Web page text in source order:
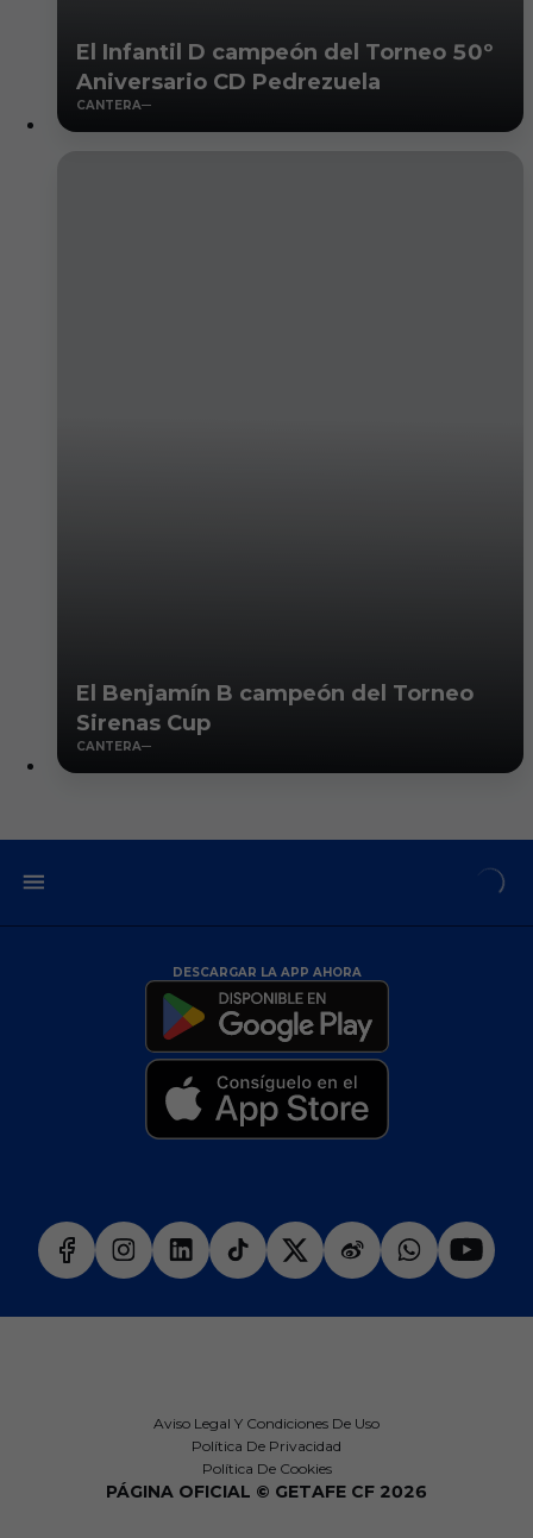
El Infantil D campeón del Torneo 50º
Aniversario CD Pedrezuela
CANTERA
El Benjamín B campeón del Torneo
Sirenas Cup
CANTERA
DESCARGAR LA APP AHORA
Aviso Legal Y Condiciones De Uso
Política De Privacidad
Política De Cookies
PÁGINA OFICIAL © GETAFE CF 2026